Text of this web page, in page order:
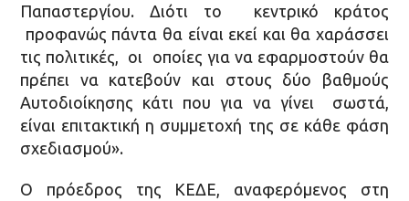
Παπαστεργίου. Διότι το κεντρικό κράτος
προφανώς πάντα θα είναι εκεί και θα χαράσσει
τις πολιτικές, οι οποίες για να εφαρμοστούν θα
πρέπει να κατεβούν και στους δύο βαθμούς
Αυτοδιοίκησης κάτι που για να γίνει σωστά,
είναι επιτακτική η συμμετοχή της σε κάθε φάση
σχεδιασμού».
Ο πρόεδρος της ΚΕΔΕ, αναφερόμενος στη